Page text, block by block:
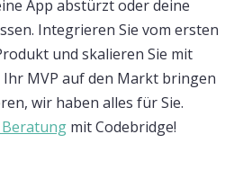
App abstürzt oder deine
Integrieren Sie vom ersten
und skalieren Sie mit
Ihr MVP auf den Markt bringen
wir haben alles für Sie.
mit Codebridge!